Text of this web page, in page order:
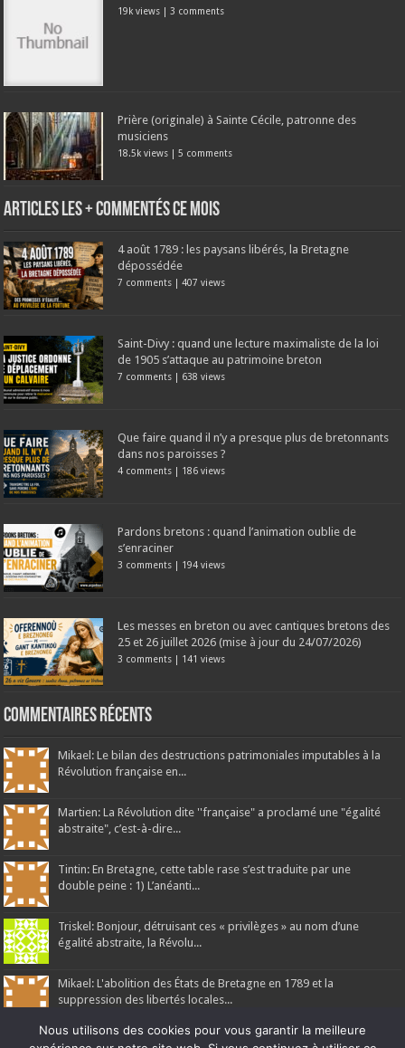
19k views | 3 comments
Prière (originale) à Sainte Cécile, patronne des
musiciens
18.5k views |5 comments
Articles les + commentés ce mois
4 août 1789 : les paysans libérés, la Bretagne
dépossédée
7 comments |407 views
Saint-Divy : quand une lecture maximaliste de la loi
de 1905 s’attaque au patrimoine breton
7 comments | 638 views
Que faire quand il n’y a presque plus de bretonnants
dans nos paroisses ?
4 comments | 186 views
Pardons bretons : quand l’animation oublie de
s’enraciner
3 comments | 194 views
Les messes en breton ou avec cantiques bretons des
25 et 26 juillet 2026 (mise à jour du 24/07/2026)
3 comments | 141 views
Commentaires récents
Mikael: Le bilan des destructions patrimoniales imputables à la
Révolution française en...
Martien: La Révolution dite ''française" a proclamé une "égalité
abstraite", c’est-à-dire...
Tintin: En Bretagne, cette table rase s’est traduite par une
double peine : 1) L’anéanti...
Triskel: Bonjour, détruisant ces « privilèges » au nom d’une
égalité abstraite, la Révolu...
Mikael: L'abolition des États de Bretagne en 1789 et la
suppression des libertés locales...
Nous utilisons des cookies pour vous garantir la meilleure